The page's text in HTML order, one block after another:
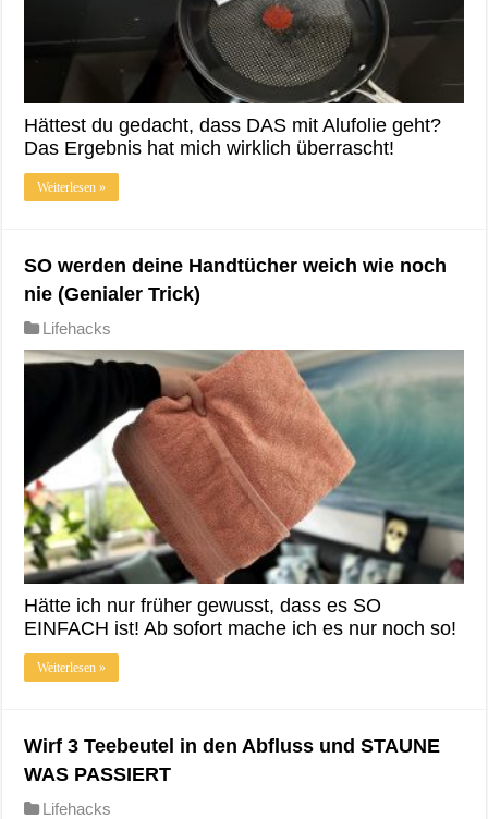
Hättest du gedacht, dass DAS mit Alufolie geht?
Das Ergebnis hat mich wirklich überrascht!
Weiterlesen »
SO werden deine Handtücher weich wie noch
nie (Genialer Trick)
Lifehacks
Hätte ich nur früher gewusst, dass es SO
EINFACH ist! Ab sofort mache ich es nur noch so!
Weiterlesen »
Wirf 3 Teebeutel in den Abfluss und STAUNE
WAS PASSIERT
Lifehacks